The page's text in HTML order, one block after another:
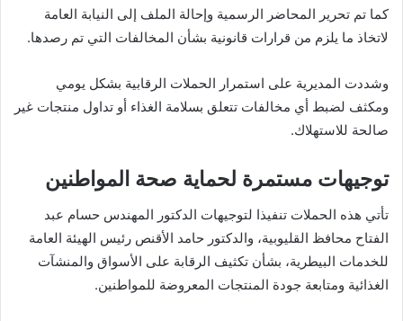
كما تم تحرير المحاضر الرسمية وإحالة الملف إلى النيابة العامة
لاتخاذ ما يلزم من قرارات قانونية بشأن المخالفات التي تم رصدها.
وشددت المديرية على استمرار الحملات الرقابية بشكل يومي
ومكثف لضبط أي مخالفات تتعلق بسلامة الغذاء أو تداول منتجات غير
صالحة للاستهلاك.
توجيهات مستمرة لحماية صحة المواطنين
تأتي هذه الحملات تنفيذا لتوجيهات الدكتور المهندس حسام عبد
الفتاح محافظ القليوبية، والدكتور حامد الأقنص رئيس الهيئة العامة
للخدمات البيطرية، بشأن تكثيف الرقابة على الأسواق والمنشآت
الغذائية ومتابعة جودة المنتجات المعروضة للمواطنين.